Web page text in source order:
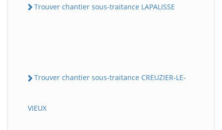
Trouver chantier sous-traitance LAPALISSE
Trouver chantier sous-traitance CREUZIER-LE-
VIEUX